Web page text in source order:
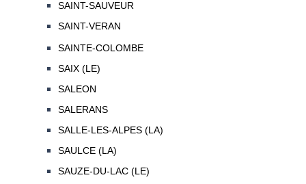
SAINT-SAUVEUR
SAINT-VERAN
SAINTE-COLOMBE
SAIX (LE)
SALEON
SALERANS
SALLE-LES-ALPES (LA)
SAULCE (LA)
SAUZE-DU-LAC (LE)